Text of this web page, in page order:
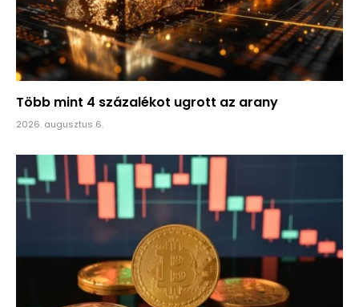
Több mint 4 százalékot ugrott az arany
2026. augusztus 6.